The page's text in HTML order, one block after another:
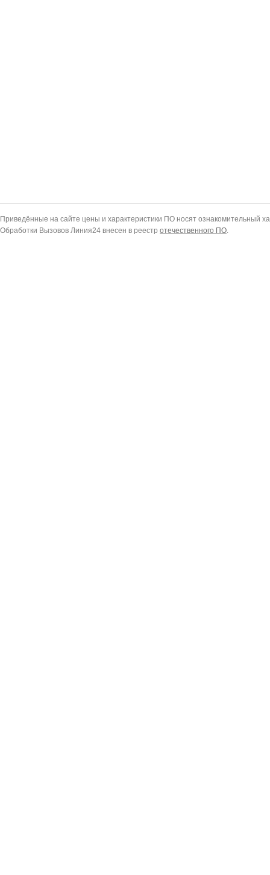
Приведённые на сайте цены и характеристики ПО носят ознакомительный
Обработки Вызовов Линия24 внесен в реестр отечественного ПО.